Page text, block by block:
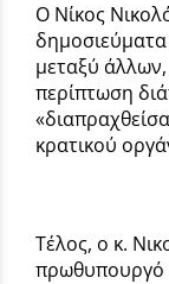
Ο Νίκος
δημοσιεύματα
μεταξύ άλλων,
περίπτωση
κρατικού
Τέλος, ο κ.
πρωθυπουργό